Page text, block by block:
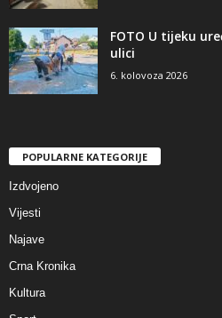
FOTO U tijeku
ulici
6. kolovoza 2026
POPULARNE KATEGORIJE
Izdvojeno
Vijesti
Najave
Crna Kronika
Kultura